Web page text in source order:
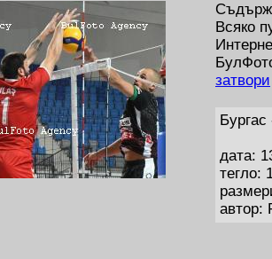
Всяко
затвори
дата:
тегло:
автор: